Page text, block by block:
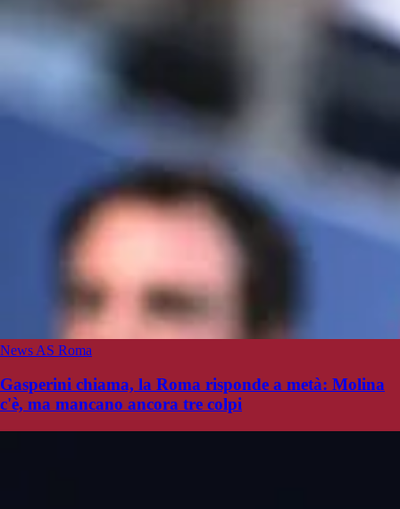
News AS Roma
Gasperini chiama, la Roma risponde a metà: Molina
c'è, ma mancano ancora tre colpi